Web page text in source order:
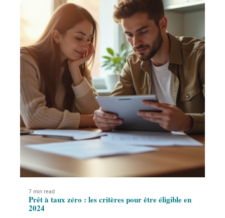
7 min read
Prêt à taux zéro : les critères pour être éligible en
2024